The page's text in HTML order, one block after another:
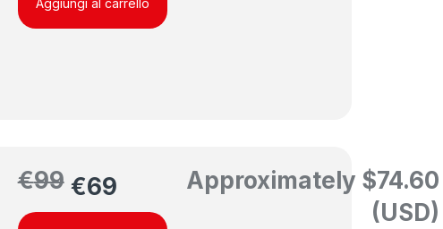
Aggiungi al carrello
€99 €69 Approximately $74.60
(USD)